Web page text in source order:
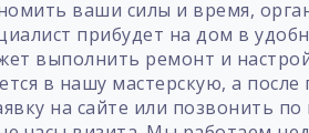
ваши силы и время,
прибудет на дом в
выполнить ремонт и
в нашу мастерскую, а после
на сайте или позвонить